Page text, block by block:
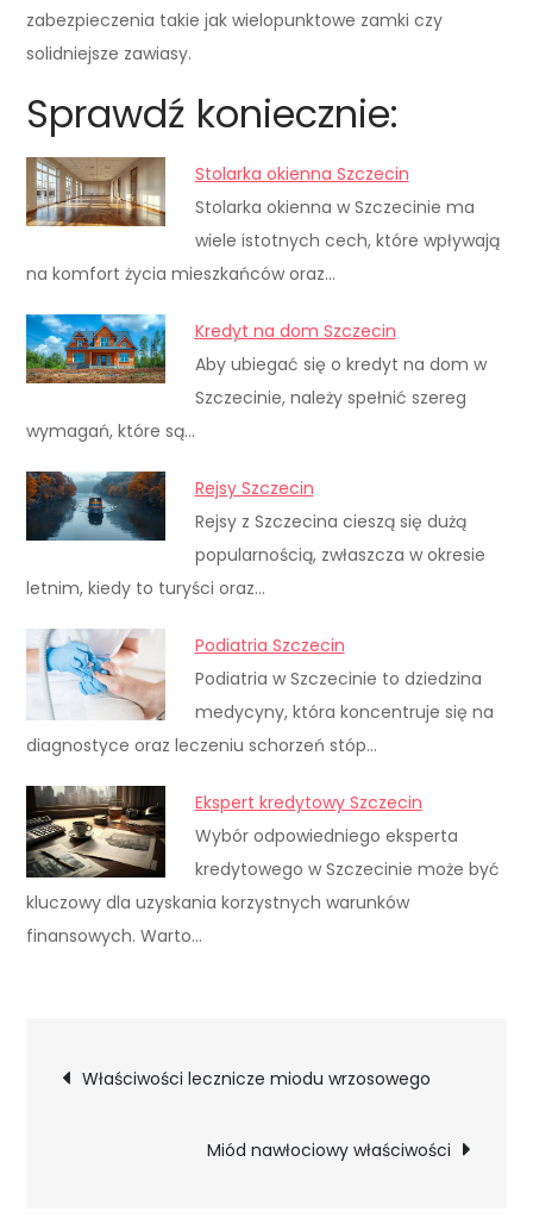
zabezpieczenia takie jak wielopunktowe zamki czy
solidniejsze zawiasy.
Sprawdź koniecznie:
Stolarka okienna Szczecin
Stolarka okienna w Szczecinie ma
wiele istotnych cech, które wpływają
na komfort życia mieszkańców oraz…
Kredyt na dom Szczecin
Aby ubiegać się o kredyt na dom w
Szczecinie, należy spełnić szereg
wymagań, które są…
Rejsy Szczecin
Rejsy z Szczecina cieszą się dużą
popularnością, zwłaszcza w okresie
letnim, kiedy to turyści oraz…
Podiatria Szczecin
Podiatria w Szczecinie to dziedzina
medycyny, która koncentruje się na
diagnostyce oraz leczeniu schorzeń stóp…
Ekspert kredytowy Szczecin
Wybór odpowiedniego eksperta
kredytowego w Szczecinie może być
kluczowy dla uzyskania korzystnych warunków
finansowych. Warto…
Nawigacja
Właściwości lecznicze miodu wrzosowego
Miód nawłociowy właściwości